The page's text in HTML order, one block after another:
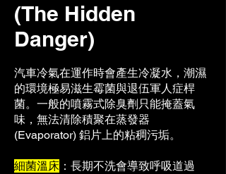
(The Hidden
Danger)
汽車冷氣在運作時會產生冷凝水，潮濕
的環境極易滋生霉菌與退伍軍人症桿
菌。一般的噴霧式除臭劑只能掩蓋氣
味，無法清除積聚在蒸發器
(Evaporator) 鋁片上的粘稠污垢。
細菌溫床 ：長期不洗會導致呼吸道過